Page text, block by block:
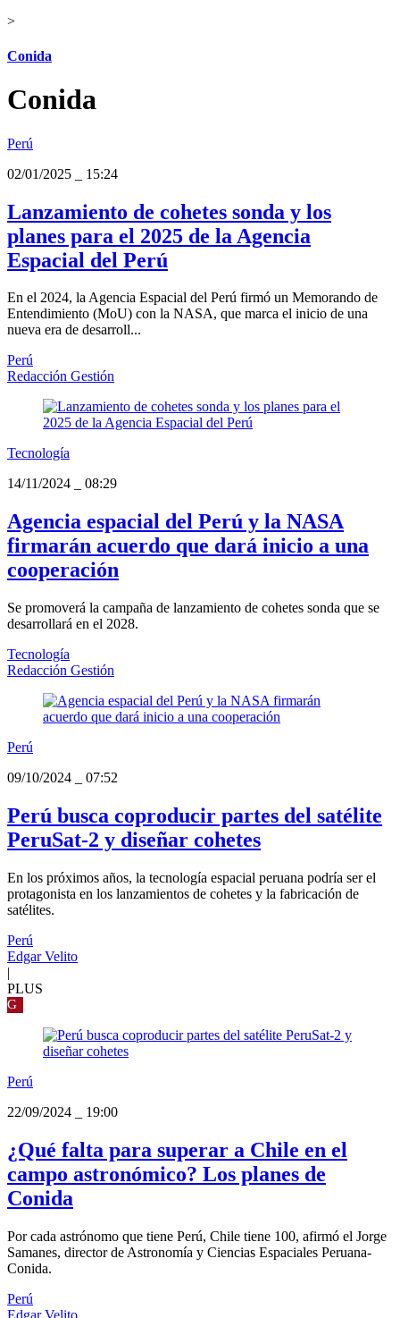
>
Conida
Conida
Perú
02/01/2025
15:24
Lanzamiento de cohetes sonda y los
planes para el 2025 de la Agencia
Espacial del Perú
En el 2024, la Agencia Espacial del Perú firmó un Memorando de
Entendimiento (MoU) con la NASA, que marca el inicio de una
nueva era de desarroll...
Perú
Redacción Gestión
Tecnología
14/11/2024
08:29
Agencia espacial del Perú y la NASA
firmarán acuerdo que dará inicio a una
cooperación
Se promoverá la campaña de lanzamiento de cohetes sonda que se
desarrollará en el 2028.
Tecnología
Redacción Gestión
Perú
09/10/2024
07:52
Perú busca coproducir partes del satélite
PeruSat-2 y diseñar cohetes
En los próximos años, la tecnología espacial peruana podría ser el
protagonista en los lanzamientos de cohetes y la fabricación de
satélites.
Perú
Edgar Velito
|
PLUS
G
Perú
22/09/2024
19:00
¿Qué falta para superar a Chile en el
campo astronómico? Los planes de
Conida
Por cada astrónomo que tiene Perú, Chile tiene 100, afirmó el Jorge
Samanes, director de Astronomía y Ciencias Espaciales Peruana-
Conida.
Perú
Edgar Velito